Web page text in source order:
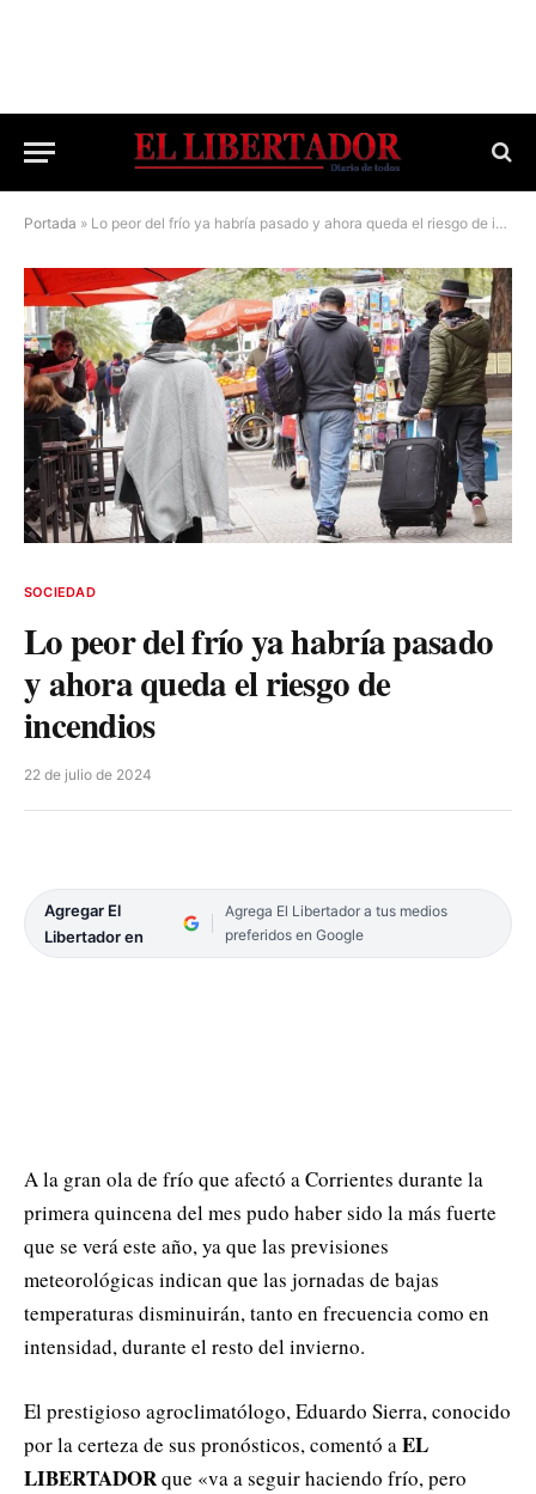
Portada » Lo peor del frío ya habría pasado y ahora queda el riesgo de incendios
SOCIEDAD
Lo peor del frío ya habría pasado
y ahora queda el riesgo de
incendios
22 de julio de 2024
Agregar El
Libertador en
Agrega El Libertador a tus medios
preferidos en Google
A la gran ola de frío que afectó a Corrientes durante la
primera quincena del mes pudo haber sido la más fuerte
que se verá este año, ya que las previsiones
meteorológicas indican que las jornadas de bajas
temperaturas disminuirán, tanto en frecuencia como en
intensidad, durante el resto del invierno.
El prestigioso agroclimatólogo, Eduardo Sierra, conocido
por la certeza de sus pronósticos, comentó aEL
LIBERTADORque «va a seguir haciendo frío, pero